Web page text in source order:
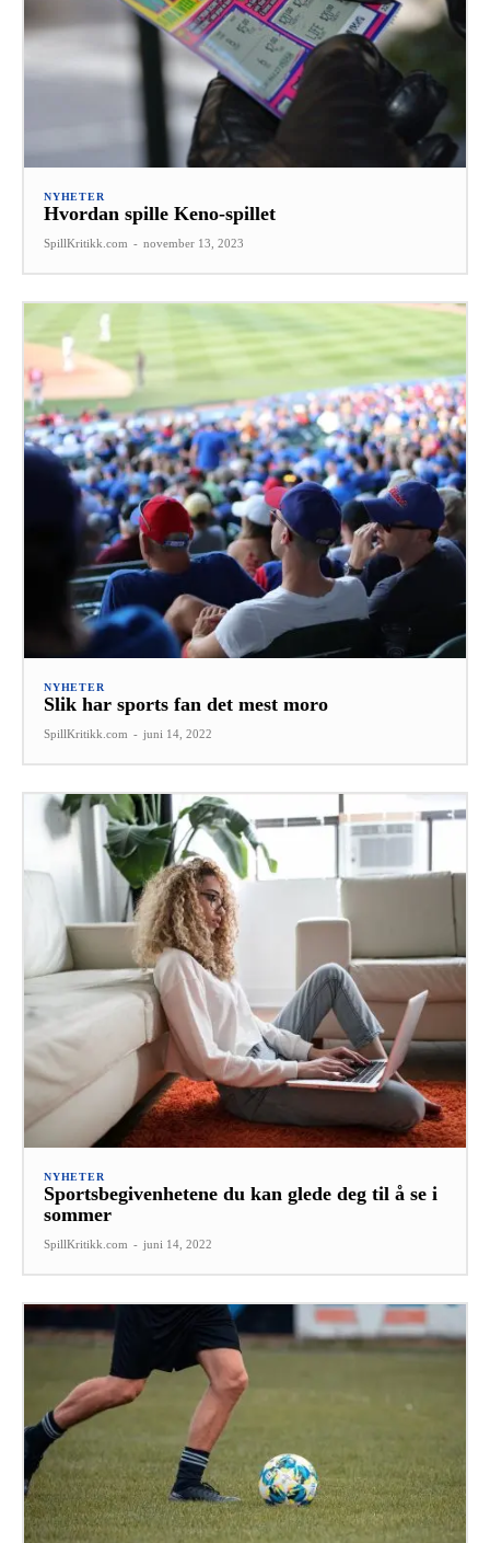
NYHETER
Hvordan spille Keno-spillet
SpillKritikk.com - november 13, 2023
NYHETER
Slik har sports fan det mest moro
SpillKritikk.com - juni 14, 2022
NYHETER
Sportsbegivenhetene du kan glede deg til å se i
sommer
SpillKritikk.com - juni 14, 2022